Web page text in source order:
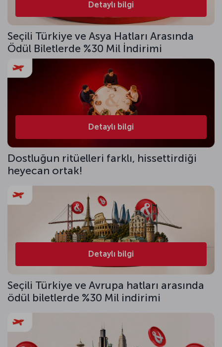
Detaylı bilgi
Seçili Türkiye ve Asya Hatları Arasında
Ödül Biletlerde %30 Mil İndirimi
Detaylı bilgi
Dostluğun ritüelleri farklı, hissettirdiği
heyecan ortak!
Detaylı bilgi
Seçili Türkiye ve Avrupa hatları arasında
ödül biletlerde %30 Mil indirimi